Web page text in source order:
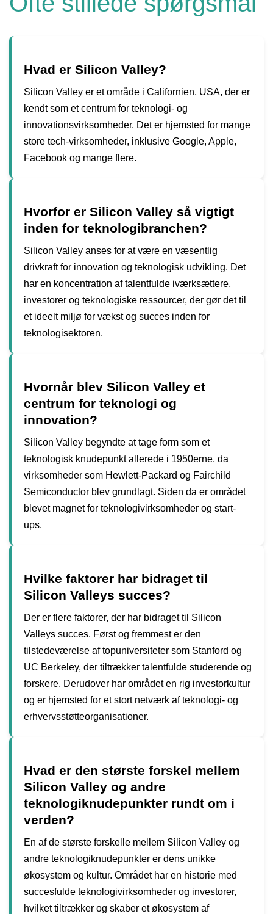
Hvad er Silicon Valley?
Silicon Valley er et område i Californien, USA, der er
kendt som et centrum for teknologi- og
innovationsvirksomheder. Det er hjemsted for mange
store tech-virksomheder, inklusive Google, Apple,
Facebook og mange flere.
Hvorfor er Silicon Valley så vigtigt
inden for teknologibranchen?
Silicon Valley anses for at være en væsentlig
drivkraft for innovation og teknologisk udvikling. Det
har en koncentration af talentfulde iværksættere,
investorer og teknologiske ressourcer, der gør det til
et ideelt miljø for vækst og succes inden for
teknologisektoren.
Hvornår blev Silicon Valley et
centrum for teknologi og
innovation?
Silicon Valley begyndte at tage form som et
teknologisk knudepunkt allerede i 1950erne, da
virksomheder som Hewlett-Packard og Fairchild
Semiconductor blev grundlagt. Siden da er området
blevet magnet for teknologivirksomheder og start-
ups.
Hvilke faktorer har bidraget til
Silicon Valleys succes?
Der er flere faktorer, der har bidraget til Silicon
Valleys succes. Først og fremmest er den
tilstedeværelse af topuniversiteter som Stanford og
UC Berkeley, der tiltrækker talentfulde studerende og
forskere. Derudover har området en rig investorkultur
og er hjemsted for et stort netværk af teknologi- og
erhvervsstøtteorganisationer.
Hvad er den største forskel mellem
Silicon Valley og andre
teknologiknudepunkter rundt om i
verden?
En af de største forskelle mellem Silicon Valley og
andre teknologiknudepunkter er dens unikke
økosystem og kultur. Området har en historie med
succesfulde teknologivirksomheder og investorer,
hvilket tiltrækker og skaber et økosystem af